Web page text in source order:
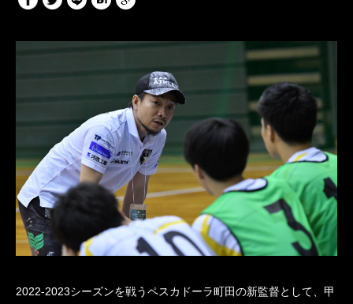
2022-2023シーズンを戦うペスカドーラ町田の新監督として、甲